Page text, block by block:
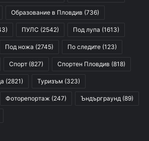
Образование в Пловдив (736)
ПУЛС (2542) Под лупа (1613)
Под ножа (2745) По следите (123)
Спорт (827) Спортен Пловдив (818)
(2821) Туризъм (323)
Фоторепортаж (247) Ъндърграунд (89)